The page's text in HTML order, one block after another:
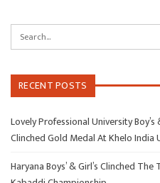
RECENT POSTS
Lovely Professional University
Clinched Gold Medal At Khelo India
Haryana Boys’ & Girl’s Clinched